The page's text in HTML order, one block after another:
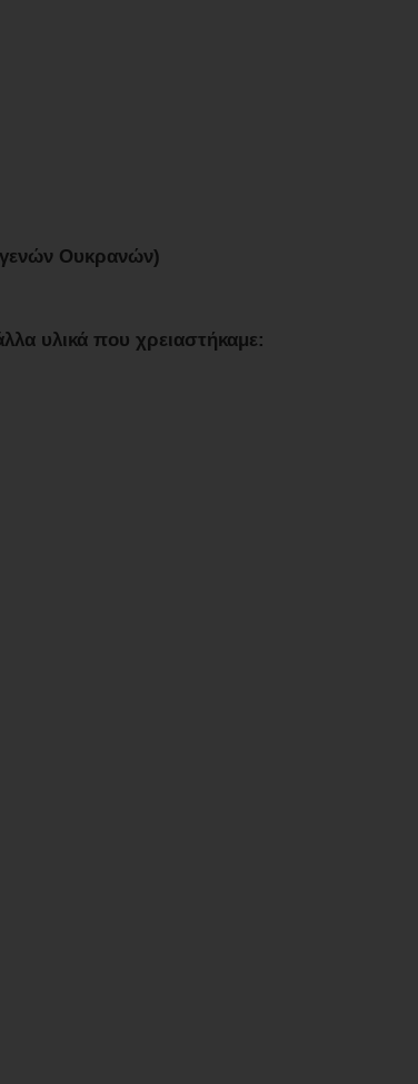
Ουκρανών)
υλικά που χρειαστήκαμε: